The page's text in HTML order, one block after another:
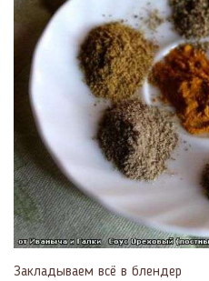
Закладываем всё в блендер